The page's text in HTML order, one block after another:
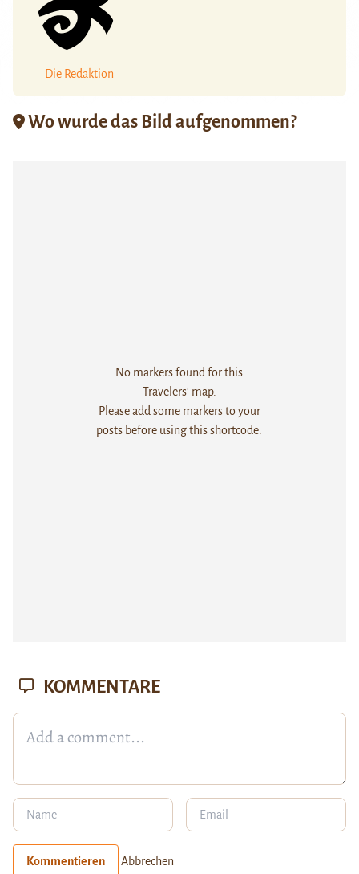
Die Redaktion
Wo wurde das Bild aufgenommen?
No markers found for this
Travelers' map.
Please add some markers to your
posts before using this shortcode.
KOMMENTARE
Kommentieren Abbrechen